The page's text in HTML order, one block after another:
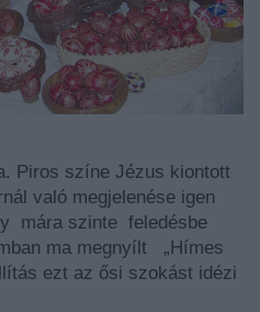
Piros színe Jézus kiontott
való megjelenése igen
mára szinte feledésbe
ma megnyílt „Hímes
ezt az ősi szokást idézi